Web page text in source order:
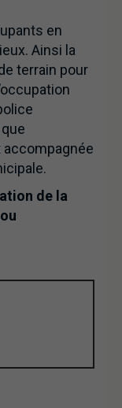
en
Ainsi la
terrain pour
accompagnée
de la